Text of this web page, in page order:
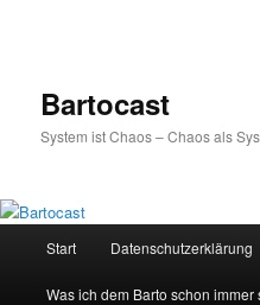
Bartocast
System ist Chaos – Chaos als
Start Datenschutzerklärung
Was ich dem Barto schon immer